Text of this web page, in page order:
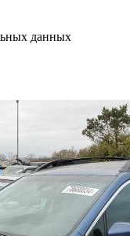
данных